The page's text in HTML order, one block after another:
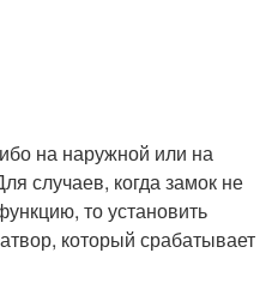
на наружной или на
случаев, когда замок не
то установить
который срабатывает